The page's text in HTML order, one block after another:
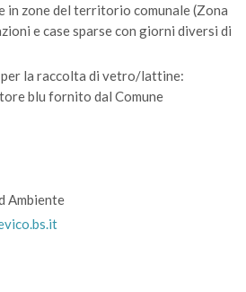
in zone del territorio comunale (Zona
e case sparse con giorni diversi di
la raccolta di vetro/lattine:
blu fornito dal Comune
Ambiente